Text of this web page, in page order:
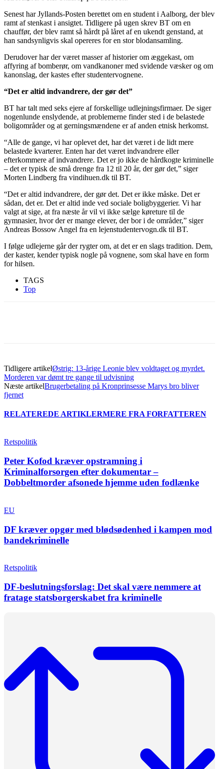
Senest har Jyllands-Posten berettet om en student i Aalborg, der blev
ramt af stenkast i ansigtet. Tidligere på ugen skrev BT om en
chauffør, der blev ramt så hårdt på låret af en ukendt genstand, at
han sandsynligvis skal opereres for en stor blodansamling.
Derudover har der været masser af historier om æggekast, om
affyring af bomberør, om vandkanoner med svidende væsker og om
kanonslag, der kastes efter studentervognene.
“Det er altid indvandrere, der gør det”
BT har talt med seks ejere af forskellige udlejningsfirmaer. De siger
nogenlunde enslydende, at problemerne finder sted i de belastede
boligområder og at gerningsmændene er af anden etnisk herkomst.
“Alle de gange, vi har oplevet det, har det været i de lidt mere
belastede kvarterer. Enten har det været indvandrere eller
efterkommere af indvandrere. Det er jo ikke de hårdkogte kriminelle
– det er typisk de små drenge fra 12 til 20 år, der gør det,” siger
Morten Lindberg fra vindihuen.dk til BT.
“Det er altid indvandrere, der gør det. Det er ikke måske. Det er
sådan, det er. Det er altid inde ved sociale boligbyggerier. Vi har
valgt at sige, at fra næste år vil vi ikke sælge køreture til de
gymnasier, hvor der er mange elever, der bor i de områder,” siger
Andreas Bossow Angel fra en lejenstudentervogn.dk til BT.
I følge udlejerne går der rygter om, at det er en slags tradition. Dem,
der kaster, kender typisk nogle på vognene, som skal have en form
for hilsen.
TAGS
Top
Tidligere artikelØstrig: 13-årige Leonie blev voldtaget og myrdet.
Morderen var dømt tre gange til udvisning
Næste artikelBrugerbetaling på Kronprinsesse Marys bro bliver
fjernet
RELATEREDE ARTIKLERMERE FRA FORFATTEREN
Retspolitik
Peter Kofod kræver opstramning i
Kriminalforsorgen efter dokumentar –
Dobbeltmorder afsonede hjemme uden fodlænke
EU
DF kræver opgør med blødsødenhed i kampen mod
bandekriminelle
Retspolitik
DF-beslutningsforslag: Det skal være nemmere at
fratage statsborgerskabet fra kriminelle